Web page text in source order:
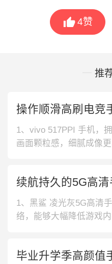
4赞
推
操作顺滑高刷电竞
1、vivo 517PPI 手机，
画面颗粒感，细腻成像
灵动之美。拥有指关节
不怕错过精彩一刻。3、
快充，
续航持久的5G高
1、黑鲨 凌光灰5G高清
络，能够大幅降低游戏
键，给你带来便捷畅快
毕业升学季高颜值